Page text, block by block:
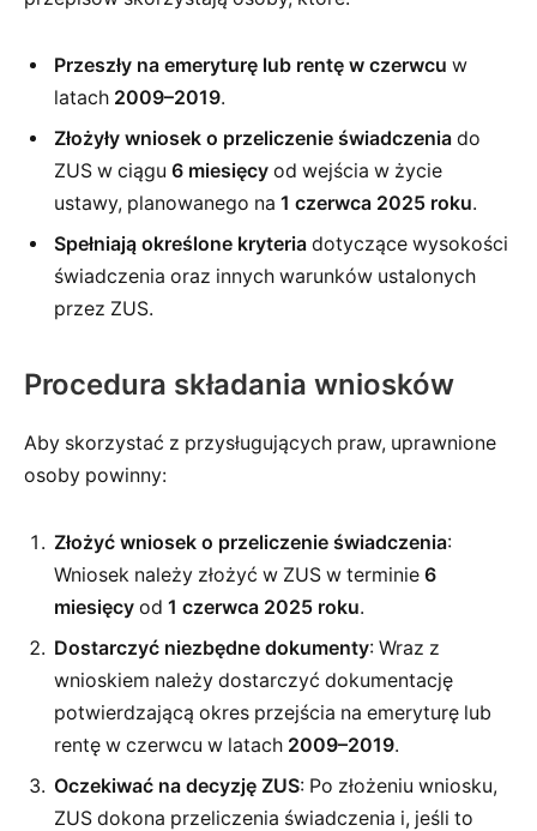
Przeszły na emeryturę lub rentę w czerwcu w
latach 2009–2019.
Złożyły wniosek o przeliczenie świadczenia do
ZUS w ciągu 6 miesięcy od wejścia w życie
ustawy, planowanego na 1 czerwca 2025 roku.
Spełniają określone kryteria dotyczące wysokości
świadczenia oraz innych warunków ustalonych
przez ZUS.
Procedura składania wniosków
Aby skorzystać z przysługujących praw, uprawnione
osoby powinny:
Złożyć wniosek o przeliczenie świadczenia:
Wniosek należy złożyć w ZUS w terminie 6
miesięcy od 1 czerwca 2025 roku.
Dostarczyć niezbędne dokumenty: Wraz z
wnioskiem należy dostarczyć dokumentację
potwierdzającą okres przejścia na emeryturę lub
rentę w czerwcu w latach 2009–2019.
Oczekiwać na decyzję ZUS: Po złożeniu wniosku,
ZUS dokona przeliczenia świadczenia i, jeśli to